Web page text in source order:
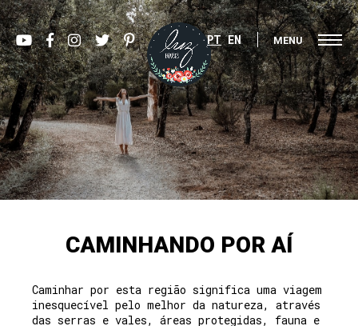
PT EN MENU
CAMINHANDO POR AÍ
Caminhar por esta região significa uma viagem
inesquecível pelo melhor da natureza, através
das serras e vales, áreas protegidas, fauna e